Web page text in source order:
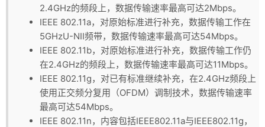
2.4GHz的频段上，数据传输速率最高可达2Mbps。
IEEE 802.11a，对原始标准进行补充，数据传输工作在
5GHzU-NII频带，数据传输速率最高可达54Mbps。
IEEE 802.11b，对原始标准进行补充，数据传输工作仍
在2.4GHz的频段上，数据传输速率最高可达11Mbps。
IEEE 802.11g，对已有标准继续补充，在2.4GHz频段上
使用正交频分复用（OFDM）调制技术，数据传输速率
最高可达54Mbps。
IEEE 802.11n，内容包括IEEE802.11a与IEEE802.11g，